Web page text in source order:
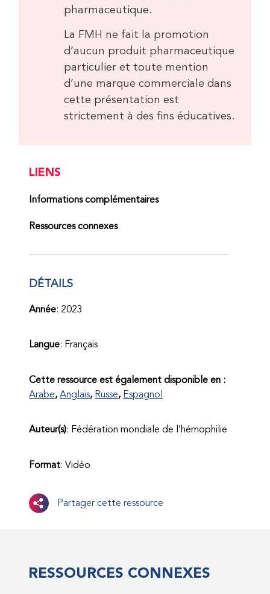
LIENS
Informations complémentaires
Ressources connexes
DÉTAILS
Année: 2023
Langue: Français
Cette ressource est également disponible en :
Arabe Anglais Russe Espagnol
Auteur(s): Fédération mondiale de l’hémophilie
Format: Vidéo
Partager cette ressource
pharmaceutique.
La FMH ne fait la promotion
d’aucun produit pharmaceutique
particulier et toute mention
d’une marque commerciale dans
cette présentation est
strictement à des fins éducatives.
RESSOURCES CONNEXES